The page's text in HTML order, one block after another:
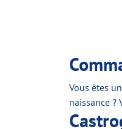
Vous êtes
naissance ?